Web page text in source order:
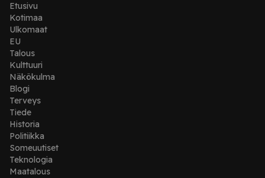
Etusivu
Kotimaa
Ulkomaat
EU
Talous
Kulttuuri
Näkökulma
Blogi
Terveys
Tiede
Historia
Politiikka
Someuutiset
Teknologia
Maatalous